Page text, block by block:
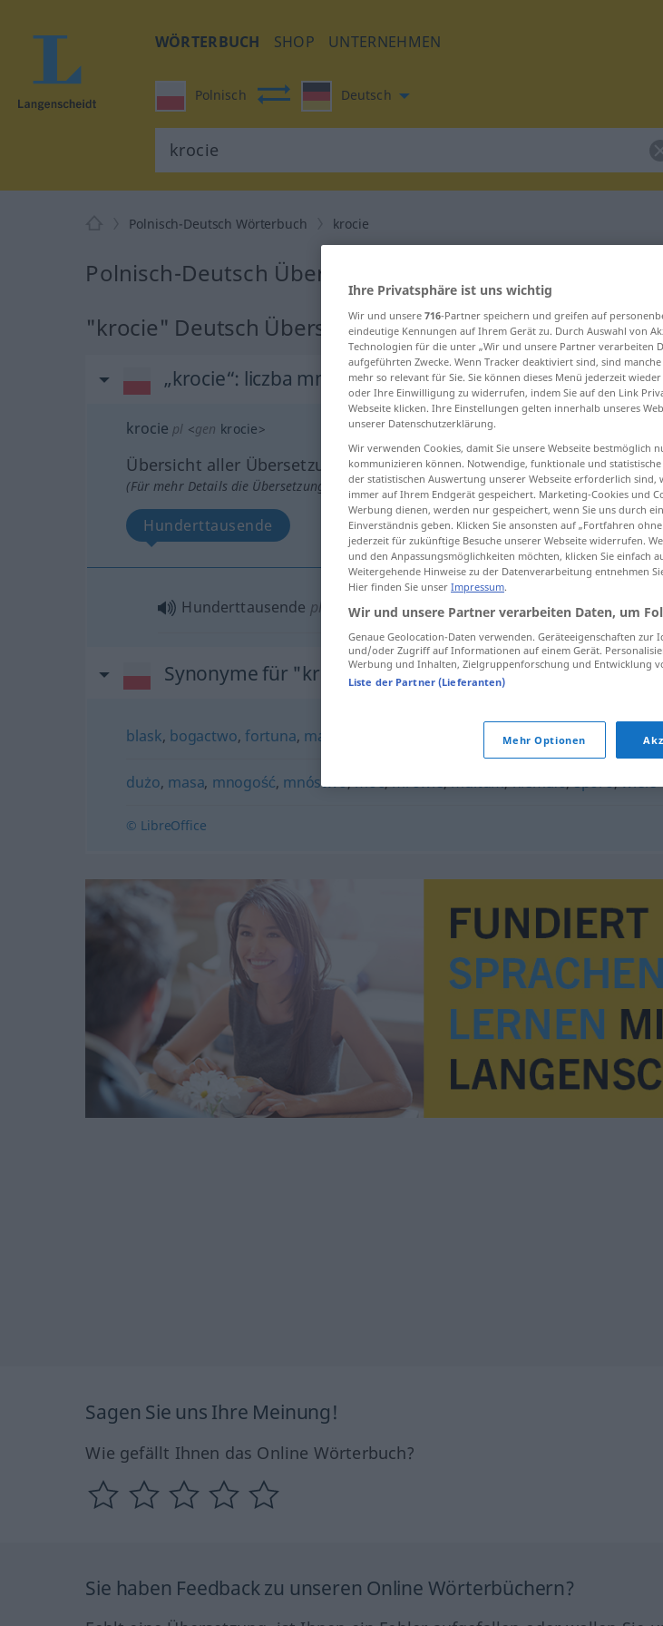
WÖRTERBUCH SHOP UNTERNEHMEN
Polnisch Deutsch
Polnisch-Deutsch Wörterbuch krocie
Polnisch-Deutsch Übersetzung für "krocie"
"krocie" Deutsch Übersetzung
„krocie“: liczba mnoga
krocie pl <gen krocie>
Übersicht aller Übersetzungen
(Für mehr Details die Übersetzung anklicken/antippen)
Hunderttausende
Hunderttausende pl krociepieniądze
Synonyme für "krocie"
blask, bogactwo, fortuna, majątek żyzność
dużo, masa, mnogość, mnóstwo,moc,mrowie,multum,niemało,sporo,wiele
© LibreOffice
Sagen Sie uns Ihre Meinung!
Wie gefällt Ihnen das Online Wörterbuch?
Sie haben Feedback zu unseren Online Wörterbüchern?
Ihre Privatsphäre ist uns wichtig
Wir und unsere 716-Partner speichern und greifen auf
eindeutige Kennungen auf Ihrem Gerät zu. Durch Auswahl von
Technologien für die unter „Wir und unsere Partner verarbeiten
aufgeführten Zwecke. Wenn Tracker deaktiviert sind, sind
mehr so relevant für Sie. Sie können dieses Menü jederzeit
oder Ihre Einwilligung zu widerrufen, indem Sie auf den Link
Webseite klicken. Ihre Einstellungen gelten innerhalb unseres
unserer Datenschutzerklärung.
Wir verwenden Cookies, damit Sie unsere Webseite bestmöglich
kommunizieren können. Notwendige, funktionale und
der statistischen Auswertung unserer Webseite erforderlich
immer auf Ihrem Endgerät gespeichert. Marketing-Cookies und
Werbung dienen, werden nur gespeichert, wenn Sie uns durch
Einverständnis geben. Klicken Sie ansonsten auf „Fortfahren
jederzeit für zukünftige Besuche unserer Webseite widerrufen.
und den Anpassungsmöglichkeiten möchten, klicken Sie einfach
Weitergehende Hinweise zu der Datenverarbeitung entnehmen
Hier finden Sie unser Impressum.
Wir und unsere Partner verarbeiten Daten, um
Genaue Geolocation-Daten verwenden. Geräteeigenschaften
und/oder Zugriff auf Informationen auf einem Gerät.
Werbung und Inhalten, Zielgruppenforschung und Entwicklung
Liste der Partner (Lieferanten)
Mehr Optionen